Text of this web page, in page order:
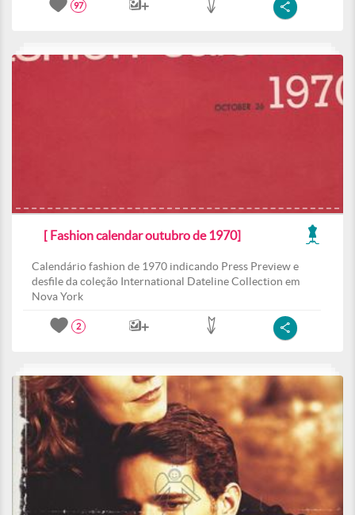
97
[ Fashion calendar outubro de 1970]
Calendário fashion de 1970 indicando Press Preview e
desfile da coleção International Dateline Collection em
Nova York
2